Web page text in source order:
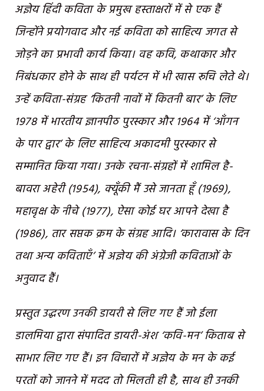
अज्ञेय हिंदी कविता के प्रमुख हस्ताक्षरों में से एक हैं
जिन्होंने प्रयोगवाद और नई कविता को साहित्य जगत से
जोड़ने का प्रभावी कार्य किया। वह कवि, कथाकार और
निबंधकार होने के साथ ही पर्यटन में भी खास रूचि लेते थे।
उन्हें कविता-संग्रह ‘कितनी नावों में कितनी बार’ के लिए
1978 में भारतीय ज्ञानपीठ पुरस्कार और 1964 में ‘आँगन
के पार द्वार’ के लिए साहित्य अकादमी पुरस्कार से
सम्मानित किया गया। उनके रचना-संग्रहों में शामिल है-
बावरा अहेरी (1954), क्यूँकी मैं उसे जानता हूँ (1969),
महावृक्ष के नीचे (1977), ऐसा कोई घर आपने देखा है
(1986), तार सप्तक क्रम के संग्रह आदि। ‘कारावास के दिन
तथा अन्य कविताएँ’ में अज्ञेय की अंग्रेजी कविताओं के
अनुवाद हैं।
प्रस्तुत उद्धरण उनकी डायरी से लिए गए हैं जो ईला
डालमिया द्वारा संपादित डायरी-अंश ‘कवि-मन’ किताब से
साभार लिए गए हैं। इन विचारों में अज्ञेय के मन के कई
परतों को जानने में मदद तो मिलती ही है, साथ ही उनकी